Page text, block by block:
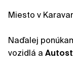
Miesto v
Naďalej
vozidlá a